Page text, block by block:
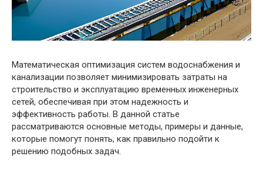
Математическая оптимизация систем водоснабжения и
канализации позволяет минимизировать затраты на
строительство и эксплуатацию временных инженерных
сетей, обеспечивая при этом надежность и
эффективность работы. В данной статье
рассматриваются основные методы, примеры и данные,
которые помогут понять, как правильно подойти к
решению подобных задач.